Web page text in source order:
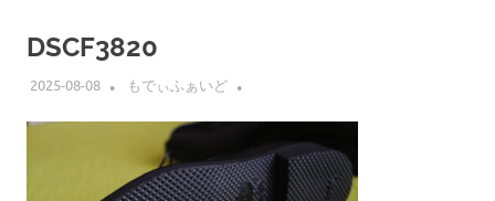
DSCF3820
2025-08-08 もでぃふぁいど